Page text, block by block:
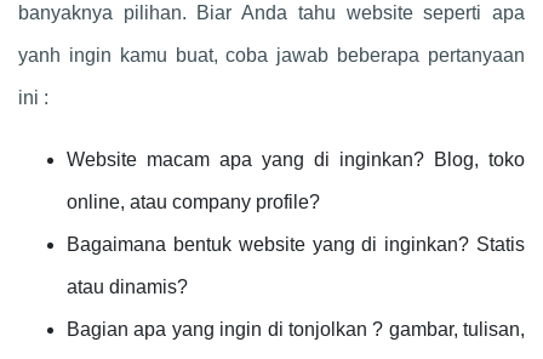
banyaknya pilihan. Biar Anda tahu website seperti apa
yanh ingin kamu buat, coba jawab beberapa pertanyaan
ini :
Website macam apa yang di inginkan? Blog, toko
online, atau company profile?
Bagaimana bentuk website yang di inginkan? Statis
atau dinamis?
Bagian apa yang ingin di tonjolkan ? gambar, tulisan,